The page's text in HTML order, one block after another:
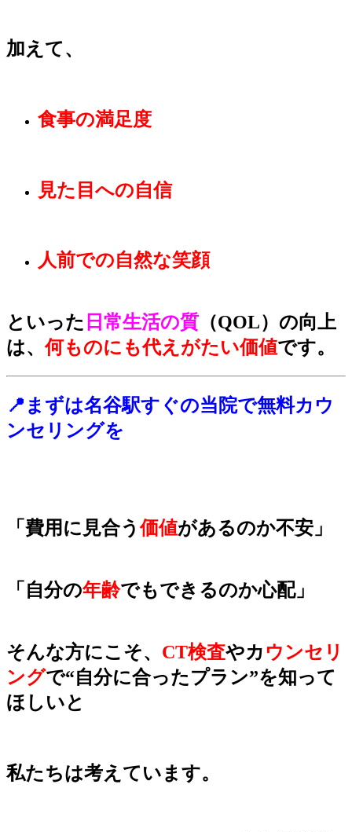
加えて、
食事の満足度
見た目への自信
人前での自然な笑顔
といった 日常生活の質 （QOL）の向上
は、何ものにも代えがたい価値です。
📍まずは名谷駅すぐの当院で無料カウ
ンセリングを
「費用に見合う価値があるのか不安」
「自分の年齢でもできるのか心配」
そんな方にこそ、 CT検査やカウンセリ
ングで“自分に合ったプラン”を知って
ほしいと
私たちは考えています。